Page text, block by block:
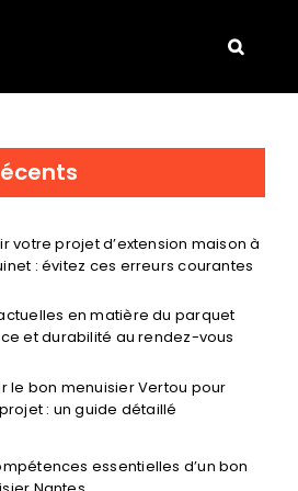
votre projet d’extension maison à
: évitez ces erreurs courantes
en matière du parquet
et durabilité au rendez-vous
le bon menuisier Vertou pour
: un guide détaillé
essentielles d’un bon